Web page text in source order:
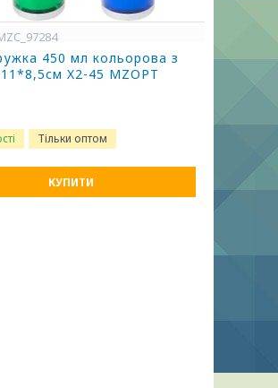
450 мл кольорова з
X2-45 MZOPT
Тільки оптом
КУПИТИ